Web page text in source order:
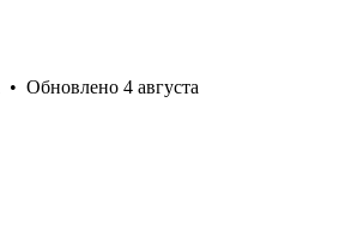
• Обновлено 4 августа